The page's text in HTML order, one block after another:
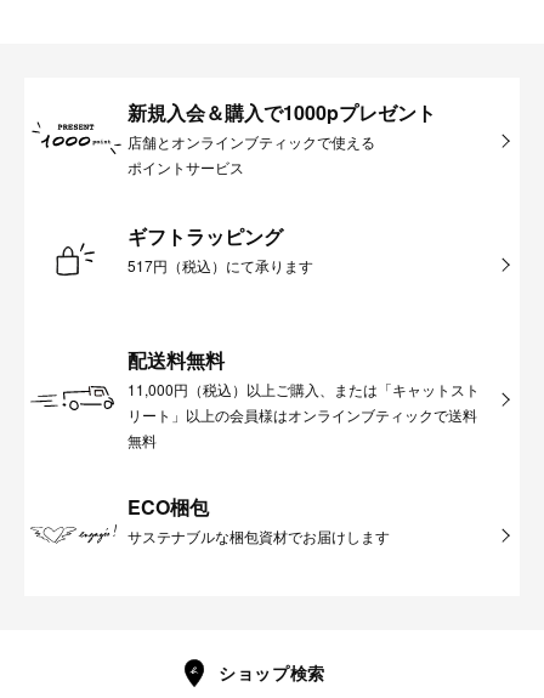
新規入会＆購入で1000pプレゼント
店舗とオンラインブティックで使える
ポイントサービス
ギフトラッピング
517円（税込）にて承ります
配送料無料
11,000円（税込）以上ご購入、または「キャットスト
リート」以上の会員様はオンラインブティックで送料
無料
ECO梱包
サステナブルな梱包資材でお届けします
ショップ検索